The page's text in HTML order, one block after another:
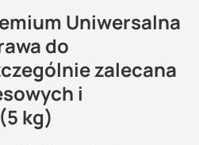
Uniwersalna
do
zalecana
i
kg)